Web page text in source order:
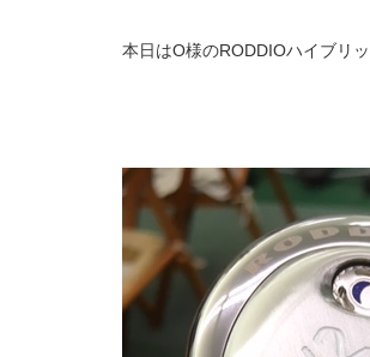
本日はO様のRODDIOハイブリ